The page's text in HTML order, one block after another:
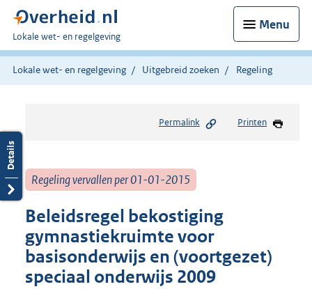
Menu
U
bent
hier:
Lokale wet- en regelgeving
Lokale wet- en regelgeving Uitgebreid zoeken Regeling
Permalink Printen
Regeling vervallen per 01-01-2015
Beleidsregel bekostiging
gymnastiekruimte voor
basisonderwijs en (voortgezet)
speciaal onderwijs 2009